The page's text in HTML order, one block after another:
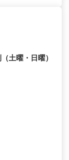
土曜・日曜）